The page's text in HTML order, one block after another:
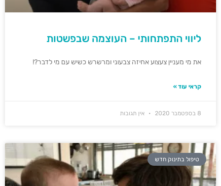
ליווי התפתחותי – העוצמה שבפשטות
את מי מעניין צעצוע אחיזה צבעוני ומרשרש כשיש עם מי לדבר?!
קראי עוד »
8 בספטמבר 2020 אין תגובות
טיפול בתינוק חדש